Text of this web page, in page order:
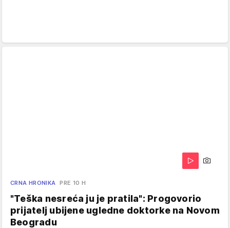
CRNA HRONIKA PRE 10 H
"Teška nesreća ju je pratila": Progovorio
prijatelj ubijene ugledne doktorke na Novom
Beogradu